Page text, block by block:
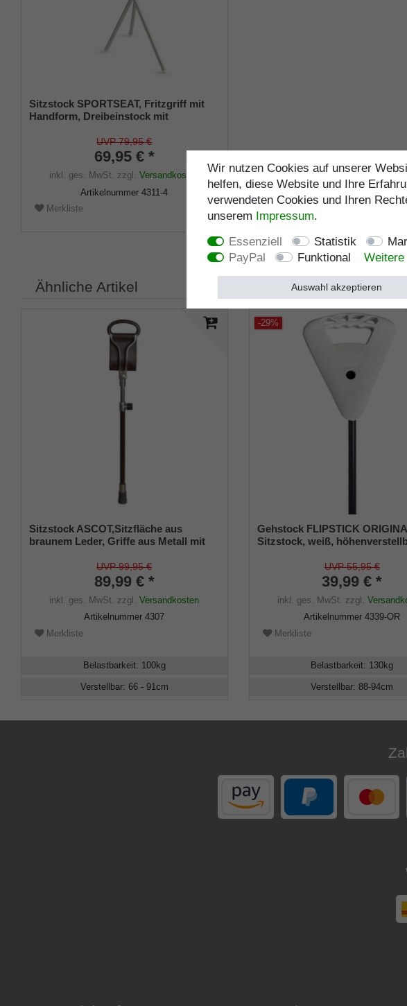
Sitzstock SPORTSEAT, Fritzgriff mit
Handform, Dreibeinstock mit
87 cm, inkl. Gummipuffer
UVP 79,95 €
69,95 € *
inkl. ges. MwSt. zzgl.Versandkosten
Artikelnummer4311-4
Merkliste
Ähnliche Artikel
Sitzstock ASCOT,Sitzfläche aus
braunem Leder, Griffe aus Metall mit
höhenverstellbar,Stocklänge 66-91 cm,
Sitzhöhe 50-75 cm, inklusive stabilem
Gummipuffer.
UVP 99,95 €
89,99 € *
inkl. ges. MwSt. zzgl.Versandkosten
Artikelnummer4307
Merkliste
Belastbarkeit: 100kg
Verstellbar: 66 - 91 cm
-29%
Gehstock FLIPSTICK
Sitzstock, weiß,
Klappsitz, belastbar bis 130 Kg
UVP 55,95 €
39,99 € *
inkl. ges. MwSt. zzgl.
Artikelnummer4339-OR
Merkliste
Belastbarkeit: 130kg
Verstellbar:88-94cm
Wir nutzen Cookies auf unserer
helfen, diese Website und Ihre
verwendeten Cookies und Ihren
unserem Impressum.
Essenziell
Statistik
PayPal
Funktional Weitere
Auswahl akzeptieren